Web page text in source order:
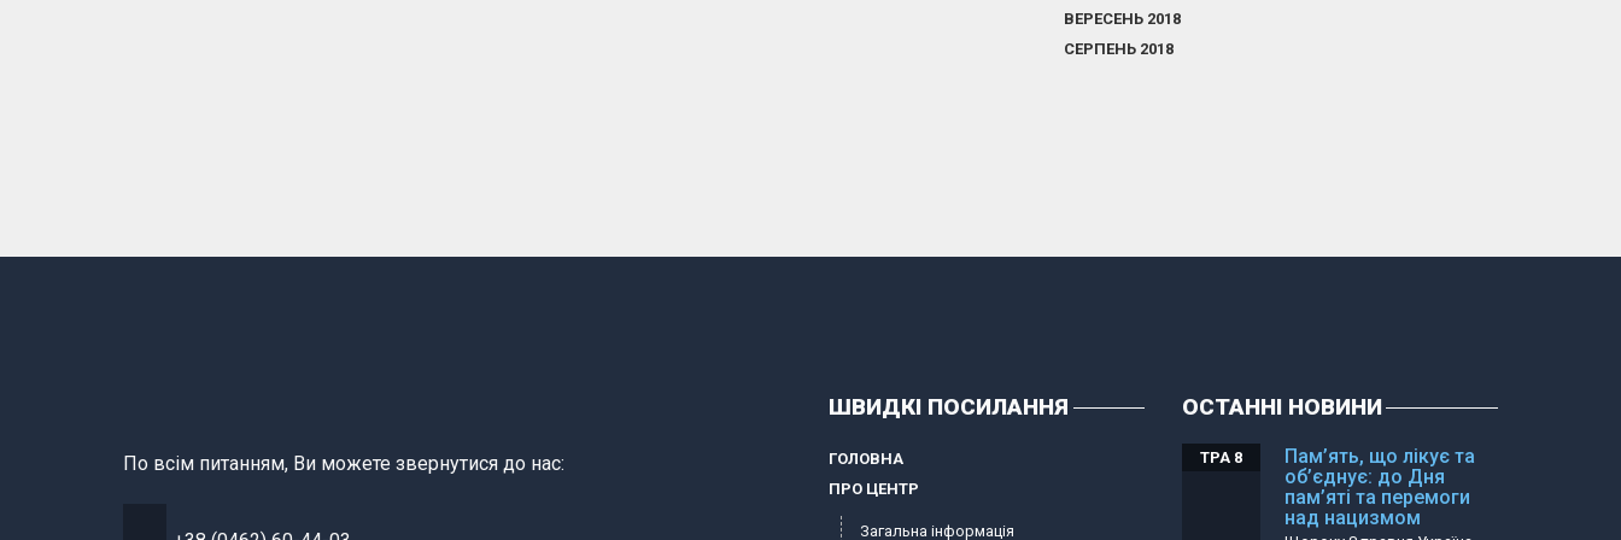
ВЕРЕСЕНЬ 2018
СЕРПЕНЬ 2018
По всім питанням, Ви можете звернутися до нас:
ШВИДКІ ПОСИЛАННЯ
ГОЛОВНА
ПРО ЦЕНТР
Загальна інформація
ОСТАННІ НОВИНИ
Пам’ять, що лікує та
об’єднує: до Дня
пам’яті та перемоги
над нацизмом
ТРА 8